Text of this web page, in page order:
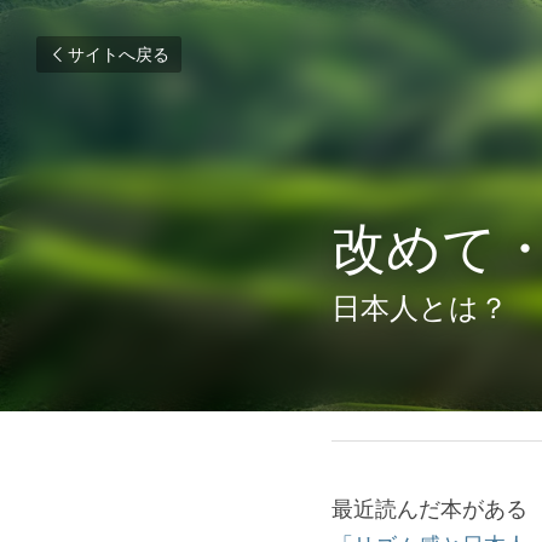
サイトへ戻る
改めて
日本人とは？
2019年5月1日
最近読んだ本がある